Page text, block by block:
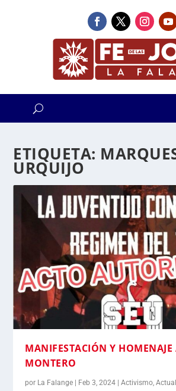
ETIQUETA:
URQUIJO
MANIFESTACIÓN Y
MONTERO
por La Falange | Feb 3, 2024 |Activismo ,